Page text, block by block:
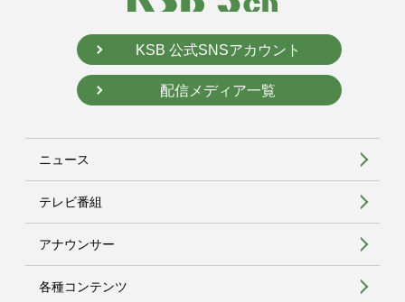
KSB 公式SNSアカウント
配信メディア一覧
ニュース
テレビ番組
アナウンサー
各種コンテンツ